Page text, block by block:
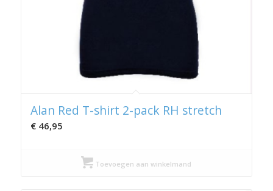
Alan Red T-shirt 2-pack RH stretch
€46,95
Toevoegen aan winkelmand